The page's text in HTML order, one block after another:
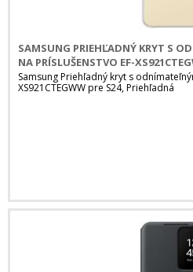
SAMSUNG PRIEHĽADNÝ KRYT S
NA PRÍSLUŠENSTVO EF-
Samsung Priehľadný kryt s
XS921CTEGWW pre S24, Priehľadná